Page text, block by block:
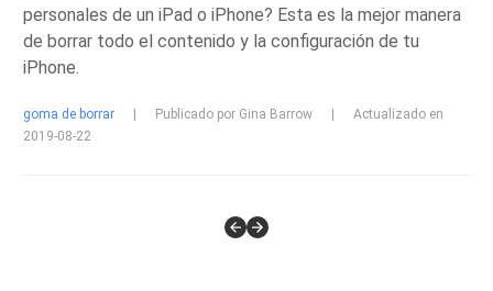
personales de un iPad o iPhone? Esta es la mejor manera
de borrar todo el contenido y la configuración de tu
iPhone.
goma de borrar Publicado por Gina Barrow
Actualizado en
2019-08-22